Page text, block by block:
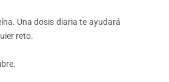
Una dosis diaria te ayudará
reto.